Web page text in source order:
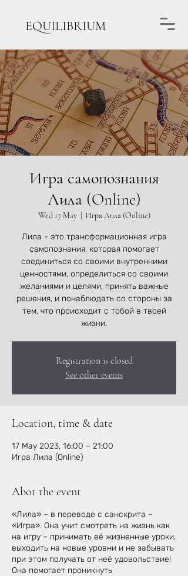
EQUILIBRIUM
Игра самопознания
Лила (Online)
Wed 17 May
  |
Игра Лила (Online)
Лила - это трансформационная игра
самопознания, которая помогает
соединиться со своими внутренними
ценностями, определиться со своими
желаниями и целями, принять важные
решения, и понаблюдать со стороны за
тем, что происходит с тобой в твоей
жизни.
Registration is closed
See other events
Location, time & date
17 May 2023, 16:00 – 21:00
Игра Лила (Online)
Abot the event
«Лила» – в переводе с санскрита –
«Игра». Она учит смотреть на жизнь как
на игру – принимать её жизненные уроки,
выходить на новые уровни и не забывать
при этом получать от неё удовольствие!
Она помогает проникнуть